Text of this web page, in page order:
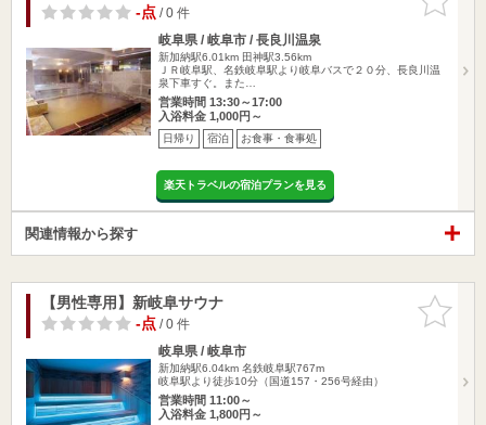
りに追加
-点/ 0 件
岐阜県 / 岐阜市 / 長良川温泉
新加納駅6.01km 田神駅3.56km
ＪＲ岐阜駅、名鉄岐阜駅より岐阜バスで２０分、長良川温
泉下車すぐ。また…
営業時間 13:30～17:00
入浴料金 1,000円～
日帰り 宿泊 お食事・食事処
楽天トラベルの宿泊プランを見る
関連情報から探す
お気に入
りに追加
【男性専用】新岐阜サウナ
-点/ 0 件
岐阜県 / 岐阜市
新加納駅6.04km 名鉄岐阜駅767m
岐阜駅より徒歩10分（国道157・256号経由）
営業時間 11:00～
入浴料金 1,800円～